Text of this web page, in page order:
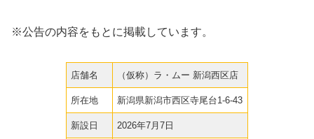
※公告の内容をもとに掲載しています。
店舗名 （仮称）ラ・ムー 新潟西区店
所在地 新潟県新潟市西区寺尾台1-6-43
新設日 2026年7月7日